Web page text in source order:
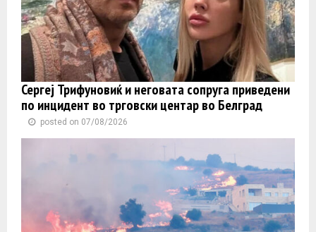
Сергеј Трифуновиќ и неговата сопруга приведени
по инцидент во трговски центар во Белград
posted on 07/08/2026